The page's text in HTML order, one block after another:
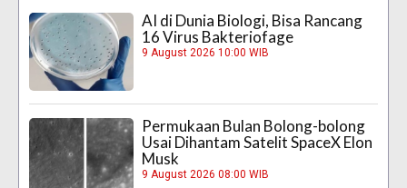
AI di Dunia Biologi, Bisa Rancang
16 Virus Bakteriofage
9 August 2026 10:00 WIB
Permukaan Bulan Bolong-bolong
Usai Dihantam Satelit SpaceX Elon
Musk
9 August 2026 08:00 WIB